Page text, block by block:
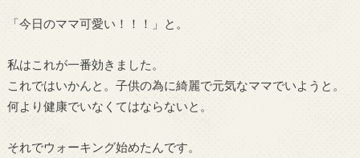
「今日のママ可愛い！！！」と。
私はこれが一番効きました。
これではいかんと。子供の為に綺麗で元気なママでいようと。
何より健康でいなくてはならないと。
それでウォーキング始めたんです。